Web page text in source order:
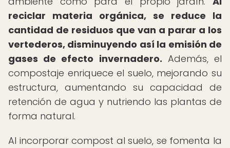
reciclar materia orgánica, se reduce la
cantidad de residuos que van a parar a los
vertederos, disminuyendo así la emisión de
gases de efecto invernadero. Además, el
compostaje enriquece el suelo, mejorando su
estructura, aumentando su capacidad de
retención de agua y nutriendo las plantas de
forma natural.
Al incorporar compost al suelo, se fomenta la